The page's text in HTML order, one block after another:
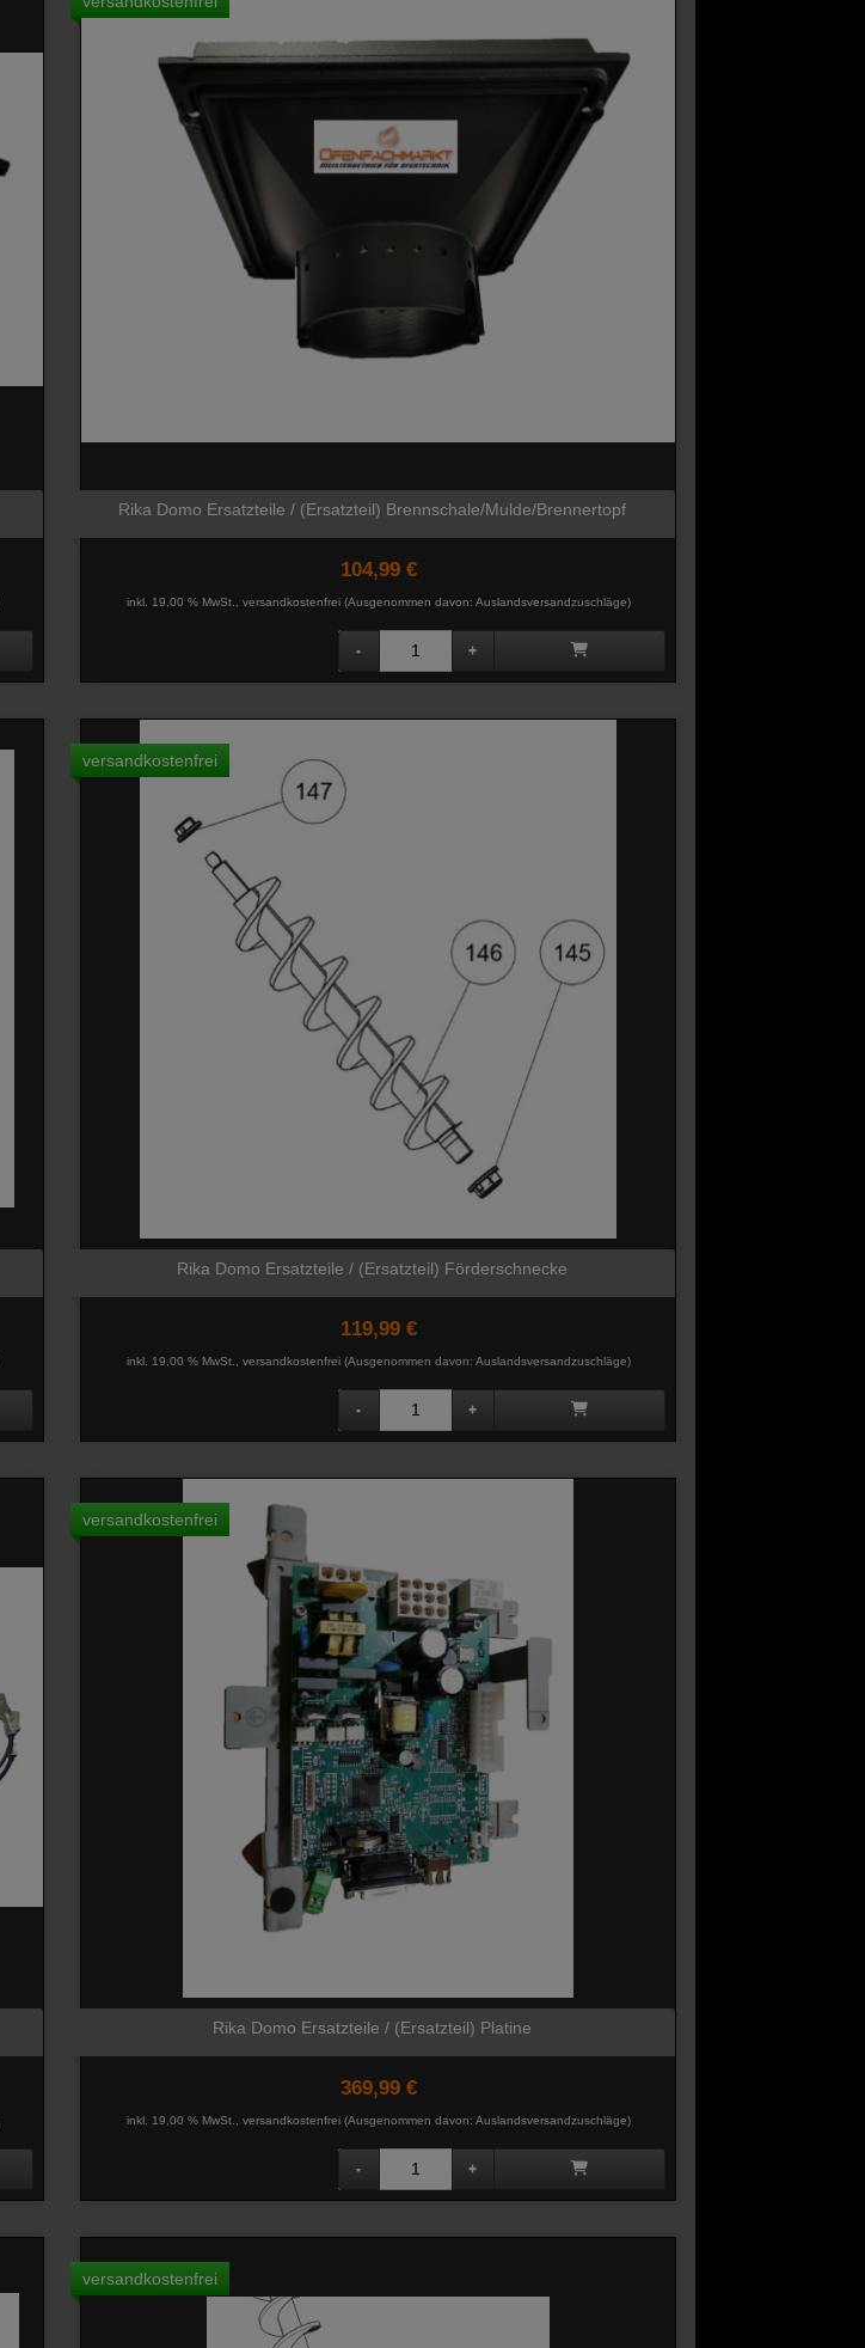
Rika Domo Ersatzteile / (Ersatzteil) Brennschale/Mulde/Brennertopf
104,99 €
inkl. 19,00 % MwSt., versandkostenfrei (Ausgenommen davon: Auslandsversandzuschläge)
versandkostenfrei
Rika Domo Ersatzteile / (Ersatzteil) Förderschnecke
119,99 €
inkl. 19,00 % MwSt., versandkostenfrei (Ausgenommen davon: Auslandsversandzuschläge)
versandkostenfrei
Rika Domo Ersatzteile / (Ersatzteil) Platine
369,99 €
inkl. 19,00 % MwSt., versandkostenfrei (Ausgenommen davon: Auslandsversandzuschläge)
versandkostenfrei